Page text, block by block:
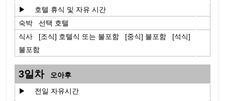
▶
호텔 휴식 및 자유 시간
숙박 선택 호텔
식사 [조식] 호텔식 또는 불포함 [중식] 불포함 [석식]
불포함
3일차오아후
▶
전일 자유시간